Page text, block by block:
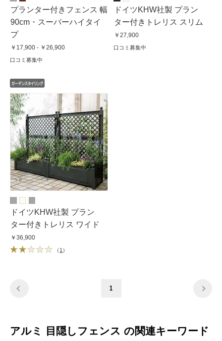
プランター付きフェンス 幅
90cm・スーパーハイタイ
プ
￥17,900 - ￥26,900
口コミ募集中
ドイツKHW社製 プラン
ター付きトレリス スリム
￥27,900
口コミ募集中
ドイツKHW社製 プラン
ター付きトレリス ワイド
￥36,900
（ 1 ）
1
アルミ 目隠しフェンス の関連キーワード